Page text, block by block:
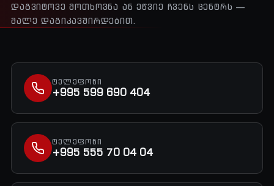
ᲓᲐᲒᲕᲘᲢᲝᲕᲔ ᲛᲝᲗᲮᲝᲕᲜᲐ ᲐᲜ ᲔᲬᲕᲘᲔ ᲩᲕᲔᲜᲡ ᲪᲔᲜᲢᲠᲡ —
ᲛᲐᲚᲔ ᲓᲐᲒᲘᲙᲐᲕᲨᲘᲠᲓᲔᲑᲘᲗ.
ᲢᲔᲚᲔᲤᲝᲜᲘ
+995 599 690 404
ᲢᲔᲚᲔᲤᲝᲜᲘ
+995 555 70 04 04